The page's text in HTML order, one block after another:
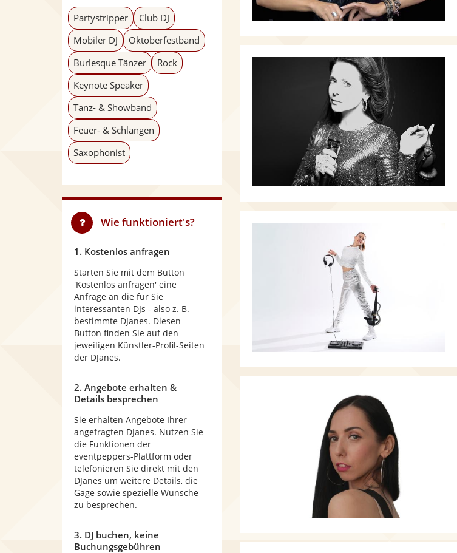
Partystripper
Club DJ
Mobiler DJ
Oktoberfestband
Burlesque Tänzer
Rock
Keynote Speaker
Tanz- & Showband
Feuer- & Schlangen
Saxophonist
Wie funktioniert's?
1. Kostenlos anfragen
Starten Sie mit dem Button
'Kostenlos anfragen' eine
Anfrage an die für Sie
interessanten DJs - also z. B.
bestimmte DJanes. Diesen
Button finden Sie auf den
jeweiligen Künstler-Profil-Seiten
der DJanes.
2. Angebote erhalten &
Details besprechen
Sie erhalten Angebote Ihrer
angefragten DJanes. Nutzen Sie
die Funktionen der
eventpeppers-Plattform oder
telefonieren Sie direkt mit den
DJanes um weitere Details, die
Gage sowie spezielle Wünsche
zu besprechen.
3. DJ buchen, keine
Buchungsgebühren